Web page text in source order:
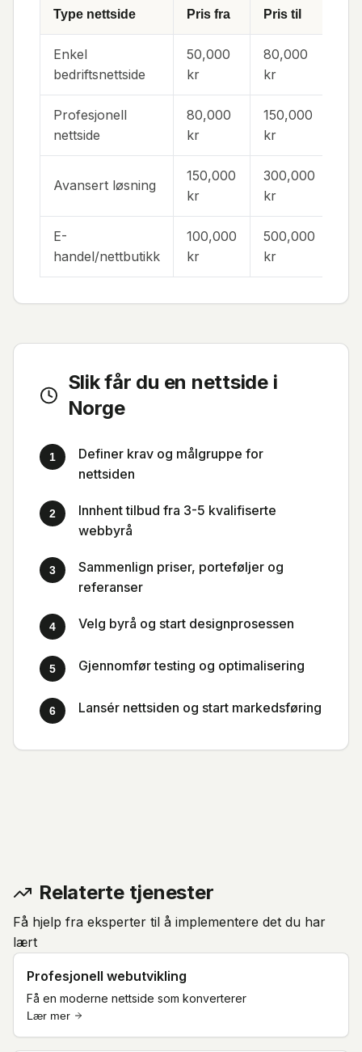
Type nettside Pris fra Pris til
Enkel
bedriftsnettside
50,000
kr
80,000
kr
Profesjonell
nettside
80,000
kr
150,000
kr
Avansert løsning
150,000
kr
300,000
kr
E-
handel/nettbutikk
100,000
kr
500,000
kr
Slik får du en nettside i
Norge
1
Definer krav og målgruppe for
nettsiden
2
Innhent tilbud fra 3-5 kvalifiserte
webbyrå
3
Sammenlign priser, porteføljer og
referanser
4 Velg byrå og start designprosessen
5 Gjennomfør testing og optimalisering
6 Lansér nettsiden og start markedsføring
Relaterte tjenester
Få hjelp fra eksperter til å implementere det du har
lært
Profesjonell webutvikling
Få en moderne nettside som konverterer
Lær mer